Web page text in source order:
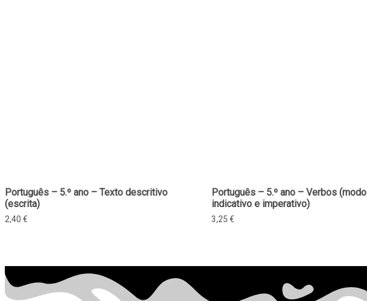
Português – 5.º ano – Texto descritivo
(escrita)
2,40 €
Português – 5.º ano – Verbos (modo
indicativo e imperativo)
3,25€